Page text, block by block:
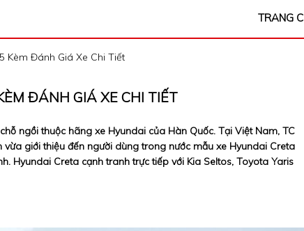
TRANG
Kèm Đánh Giá Xe Chi Tiết
ĐÁNH GIÁ XE CHI TIẾT
ngồi thuộc hãng xe Hyundai của Hàn Quốc. Tại Việt Nam, TC
giới thiệu đến người dùng trong nước mẫu xe Hyundai Creta
Hyundai Creta cạnh tranh trực tiếp với Kia Seltos, Toyota Yaris